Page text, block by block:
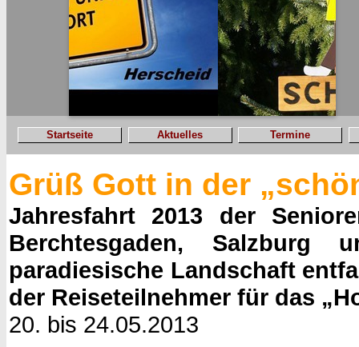
Startseite Aktuelles Termine
Grüß Gott in der
Jahresfahrt 2013 der
Berchtesgaden, Salzburg
paradiesische Landschaft
der Reiseteilnehmer für das
20. bis 24.05.2013